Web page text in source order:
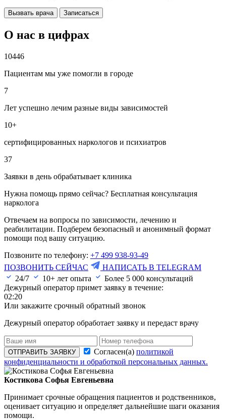
Вызвать врача Записаться
О нас в цифрах
10446
Пациентам мы уже помогли в городе
7
Лет успешно лечим разные виды зависимостей
10+
сертифицированных наркологов и психиатров
37
Заявки в день обрабатывает клиника
Нужна помощь прямо сейчас? Бесплатная консультация
нарколога
Отвечаем на вопросы по зависимости, лечению и
реабилитации. Подберем безопасный и анонимный формат
помощи под вашу ситуацию.
Позвоните по телефону: +7 499 938-93-49
ПОЗВОНИТЬ СЕЙЧАС
НАПИСАТЬ В TELEGRAM
24/7
10+ лет опыта Более 5 000 консультаций
Дежурный оператор примет заявку в течение:
02:20
Или закажите срочный обратный звонок
Дежурный оператор обработает заявку и передаст врачу
ОТПРАВИТЬ ЗАЯВКУ Согласен(а) политикой
конфиденциальности и обработкой персональных данных.
Костикова Софья Евгеньевна
Принимает срочные обращения пациентов и родственников,
оценивает ситуацию и определяет дальнейшие шаги оказания
помощи.